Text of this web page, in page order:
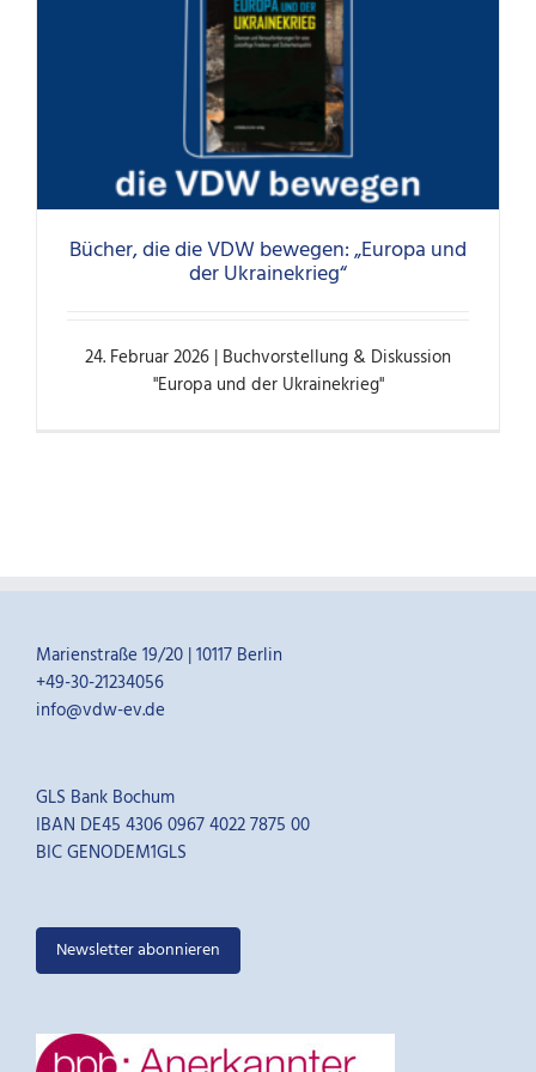
Bücher, die die VDW bewegen: „Europa und
der Ukrainekrieg“
24. Februar 2026 | Buchvorstellung & Diskussion
"Europa und der Ukrainekrieg"
Marienstraße 19/20 | 10117 Berlin
+49-30-21234056
info@vdw-ev.de
GLS Bank Bochum
IBAN DE45 4306 0967 4022 7875 00
BIC GENODEM1GLS
Newsletter abonnieren